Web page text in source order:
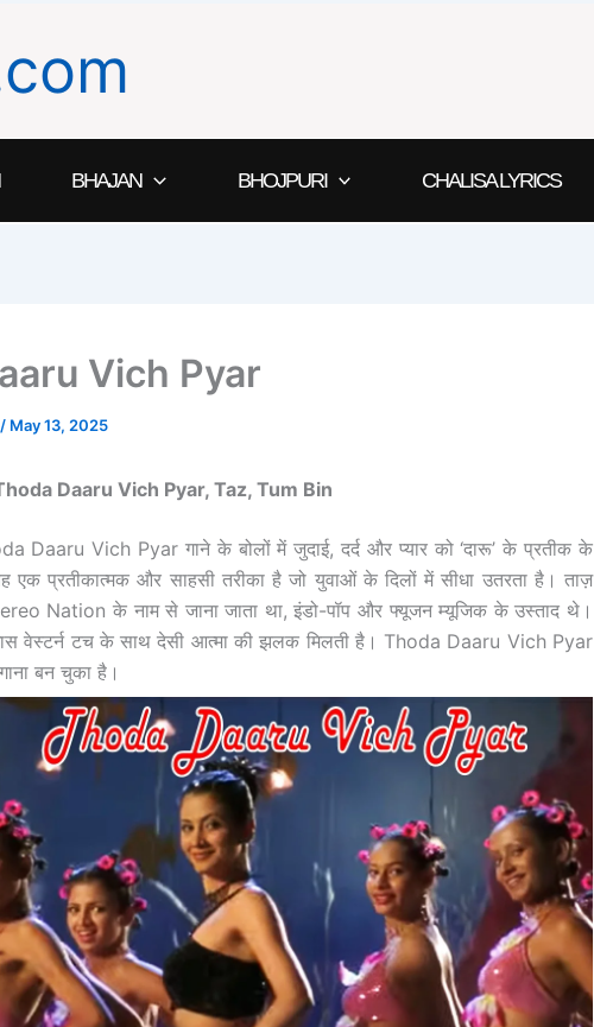
BHAJAN BHOJPURI CHALISA LYRICS
Vich Pyar
/ May 13, 2025
Thoda Daaru Vich Pyar, Taz, Tum Bin
Daaru Vich Pyar गाने के बोलों में जुदाई, दर्द और प्यार को ‘दारू’ के प्रतीक के
एक प्रतीकात्मक और साहसी तरीका है जो युवाओं के दिलों में सीधा उतरता है। ताज़
Nation के नाम से जाना जाता था, इंडो-पॉप और फ्यूजन म्यूजिक के उस्ताद थे।
वेस्टर्न टच के साथ देसी आत्मा की झलक मिलती है। Thoda Daaru Vich Pyar
बन चुका है।